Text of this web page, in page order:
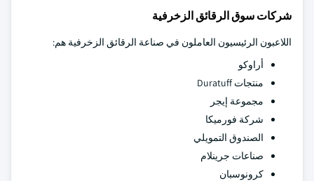
شركات سوق الرقائق الزخرفية
اللاعبون الرئيسيون العاملون في صناعة الرقائق الزخرفية هم:
أراوكو
منتجات Duratuff
مجموعة إيجر
شركة فورميكا
الصندوق التمويلي
صناعات جرينلام
كرونوسبان